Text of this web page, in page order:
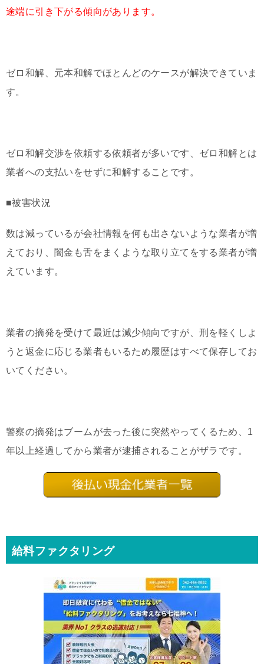
途端に引き下がる傾向があります。
ゼロ和解、元本和解でほとんどのケースが解決できていま
す。
ゼロ和解交渉を依頼する依頼者が多いです、ゼロ和解とは
業者への支払いをせずに和解することです。
■被害状況
数は減っているが会社情報を何も出さないような業者が増
えており、闇金も舌をまくような取り立てをする業者が増
えています。
業者の摘発を受けて最近は減少傾向ですが、刑を軽くしよ
うと返金に応じる業者もいるため履歴はすべて保存してお
いてください。
警察の摘発はブームが去った後に突然やってくるため、1
年以上経過してから業者が逮捕されることがザラです。
給料ファクタリング